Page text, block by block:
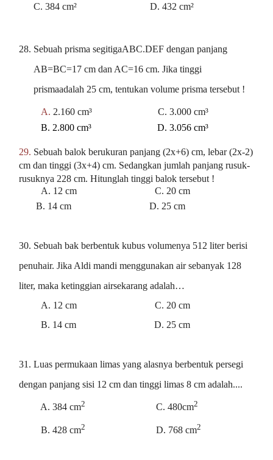
C. 384 cm² D. 432 cm²
28. Sebuah prisma segitigaABC.DEF dengan panjang
AB=BC=17 cm dan AC=16 cm. Jika tinggi
prismaadalah 25 cm, tentukan volume prisma tersebut !
A. 2.160 cm³ C. 3.000 cm³
B. 2.800 cm³ D. 3.056 cm³
29. Sebuah balok berukuran panjang (2x+6) cm, lebar (2x-2)
cm dan tinggi (3x+4) cm. Sedangkan jumlah panjang rusuk-
rusuknya 228 cm. Hitunglah tinggi balok tersebut !
A. 12 cm C. 20 cm
B. 14 cm D. 25 cm
30. Sebuah bak berbentuk kubus volumenya 512 liter berisi
penuhair. Jika Aldi mandi menggunakan air sebanyak 128
liter, maka ketinggian airsekarang adalah…
A. 12 cm C. 20 cm
B. 14 cm D. 25 cm
31. Luas permukaan limas yang alasnya berbentuk persegi
dengan panjang sisi 12 cm dan tinggi limas 8 cm adalah....
A. 384 cm2 C. 480cm2
B. 428 cm2 D. 768 cm2